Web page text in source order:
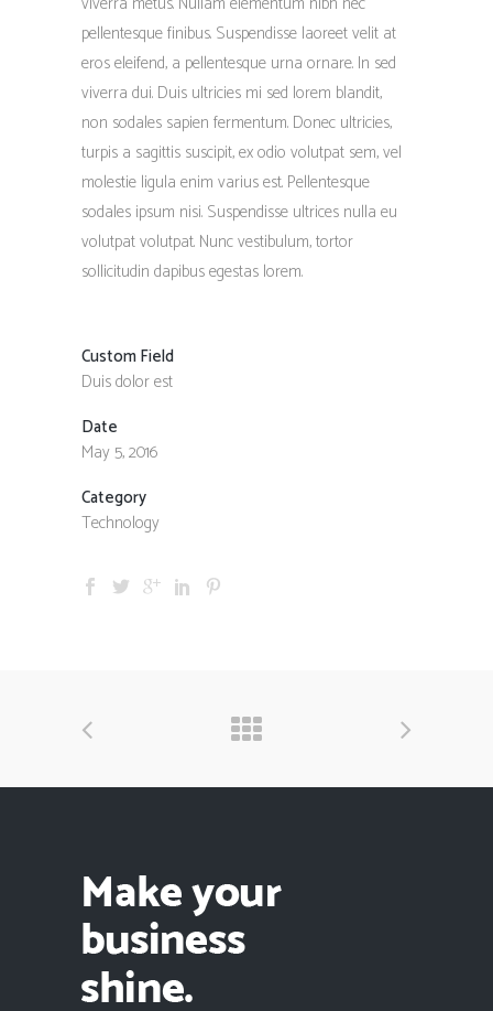
pellentesque finibus. Suspendisse laoreet velit at
eros eleifend, a pellentesque urna ornare. In sed
viverra dui. Duis ultricies mi sed lorem blandit,
non sodales sapien fermentum. Donec ultricies,
turpis a sagittis suscipit, ex odio volutpat sem, vel
molestie ligula enim varius est. Pellentesque
sodales ipsum nisi. Suspendisse ultrices nulla eu
volutpat volutpat. Nunc vestibulum, tortor
sollicitudin dapibus egestas lorem.
Custom Field
Duis dolor est
Date
May 5, 2016
Category
Technology